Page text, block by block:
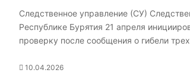
Следственное управление (СУ)
Республике Бурятия 21 апреля
проверку после сообщения о гибели
10.04.2026